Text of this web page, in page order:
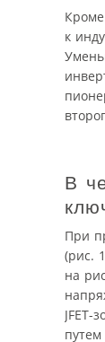
к
В
При
(рис.
на